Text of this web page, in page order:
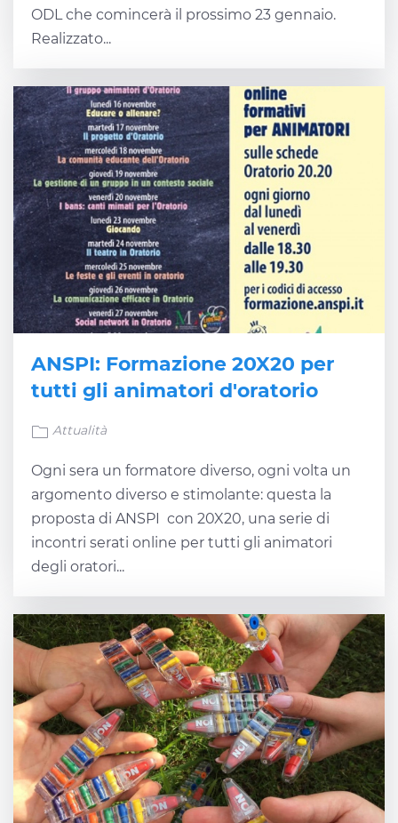
ODL che comincerà il prossimo 23 gennaio.
Realizzato...
ANSPI: Formazione 20X20 per
tutti gli animatori d'oratorio
Attualità
Ogni sera un formatore diverso, ogni volta un
argomento diverso e stimolante: questa la
proposta di ANSPI con 20X20, una serie di
incontri serati online per tutti gli animatori
degli oratori...